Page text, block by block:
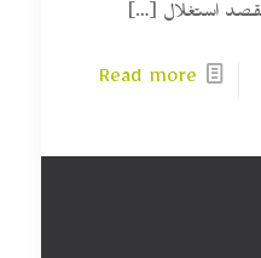
استغلال […]
Read more